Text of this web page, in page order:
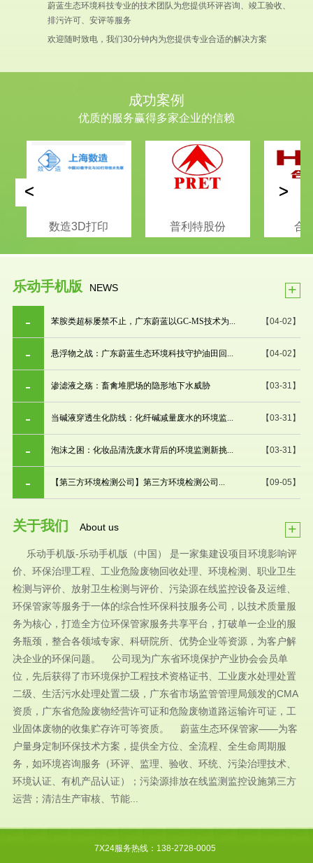
蔚蓝生态环境科技专业的技术团队为您提供环评咨询、竣工验收、
排污许可、安评等服务
欢迎随时致电，我们30分钟内为您提供专业合适的解决方案
成功案例
优质的服务赢得多家企业的信赖
数造3D打印 普利特股份 合
< >
乐动手机版 NEWS +
【04-02】
苯胺类超标屡禁不止，广东蔚蓝以GC-MS技术为...
【04-02】
悬浮物之战：广东蔚蓝生态环境科技守护油田回...
【03-31】
渗滤液之殇：畜禽堆肥场的隐形地下水威胁
【03-31】
当碱液穿透生化防线：化纤碱减量废水的环境监...
【03-31】
泡沫之困：化妆品清洗废水背后的环境监测新挑...
【09-05】
【第三方环境检测公司】第三方环境检测公司...
关于我们 About us +
乐动手机版-乐动手机版（中国） 是一家集建设项目环境影响评
价、环保治理工程、工业危险废物回收处理、环境检测、职业卫生
检测与评价、放射卫生检测与评价、污染源在线监控设备及运维、
环保管家等服务于一体的综合性环保科技服务公司，以技术质量服
务为核心，打造全方位环保管家服务共享平台，打破单一企业的服
务瓶颈，整合各领域专家、科研院所、优势企业等资源，为客户解
决企业的环保问题。 公司现为广东省环境保护产业协会会员单
位，先后获得了市环境保护工程技术资格证书、工业废水处理处置
二级、生活污水处理处置二级，广东省市场监管管理局颁发的CMA
资质，广东省危险废物经营许可证和危险废物道路运输许可证，工
业固体废物的收集贮存许可等资质。 蔚蓝生态环保管家——为客
户量身定制环保技术方案，提供全方位、全流程、全生命周期服
务，如环境咨询服务（环评、监理、验收、环统、污染治理技术、
环境认证、有机产品认证）；污染源排放在线监测监控设施第三方
运营；清洁生产审核、节能...
7X24服务热线：138-2728-0005